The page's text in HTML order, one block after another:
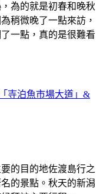
為的就是初春和晚秋
稍微晚了一點來訪，
一點，真的是很難看
寺泊魚市場大道」&
的目的地佐渡島行之
的景點。秋天的新潟